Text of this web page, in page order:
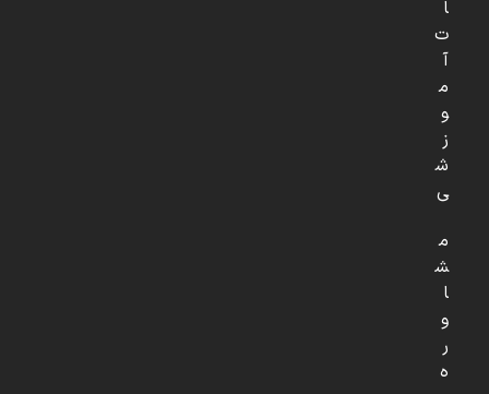
ا
ت
آ
م
و
ز
ش
ی
م
ش
ا
و
ر
ه